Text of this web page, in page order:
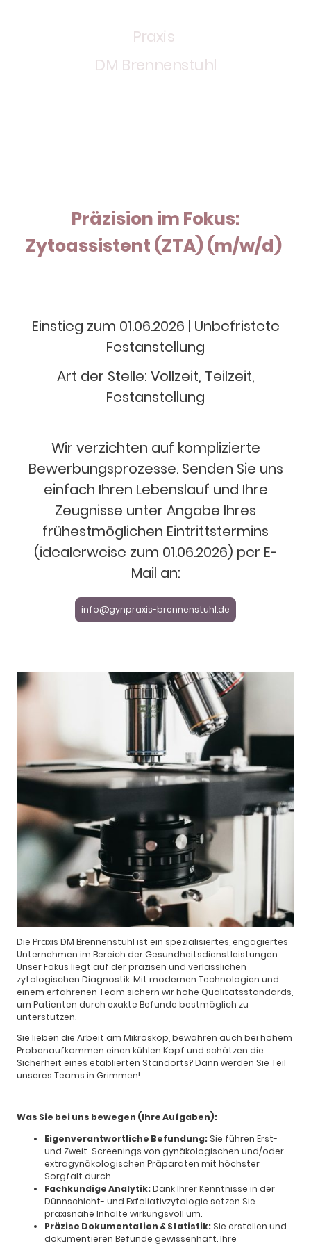
Praxis
DM Brennenstuhl
Präzision im Fokus:
Zytoassistent (ZTA) (m/w/d)
Einstieg zum 01.06.2026 | Unbefristete
Festanstellung
Art der Stelle: Vollzeit, Teilzeit,
Festanstellung
Wir verzichten auf komplizierte
Bewerbungsprozesse. Senden Sie uns
einfach Ihren Lebenslauf und Ihre
Zeugnisse unter Angabe Ihres
frühestmöglichen Eintrittstermins
(idealerweise zum 01.06.2026) per E-
Mail an:
info@gynpraxis-brennenstuhl.de
Die Praxis DM Brennenstuhl ist ein spezialisiertes, engagiertes
Unternehmen im Bereich der Gesundheitsdienstleistungen.
Unser Fokus liegt auf der präzisen und verlässlichen
zytologischen Diagnostik. Mit modernen Technologien und
einem erfahrenen Team sichern wir hohe Qualitätsstandards,
um Patienten durch exakte Befunde bestmöglich zu
unterstützen.
Sie lieben die Arbeit am Mikroskop, bewahren auch bei hohem
Probenaufkommen einen kühlen Kopf und schätzen die
Sicherheit eines etablierten Standorts? Dann werden Sie Teil
unseres Teams in Grimmen!
Was Sie bei uns bewegen (Ihre Aufgaben):
Eigenverantwortliche Befundung: Sie führen Erst-
und Zweit-Screenings von gynäkologischen und/oder
extragynäkologischen Präparaten mit höchster
Sorgfalt durch.
Fachkundige Analytik:Dank Ihrer Kenntnisse in der
Dünnschicht- und Exfoliativzytologie setzen Sie
praxisnahe Inhalte wirkungsvoll um.
Präzise Dokumentation & Statistik: Sie erstellen und
dokumentieren Befunde gewissenhaft. Ihre